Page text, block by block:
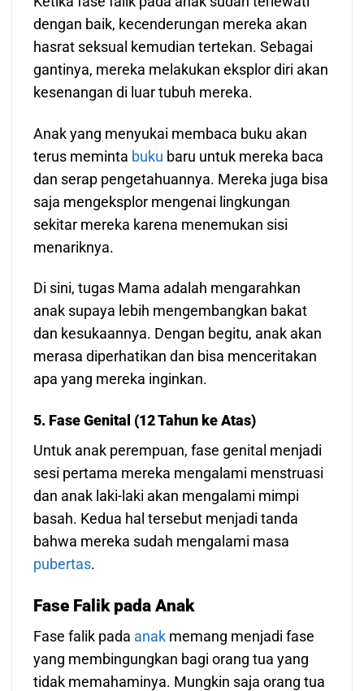
dengan baik, kecenderungan mereka akan
hasrat seksual kemudian tertekan. Sebagai
gantinya, mereka melakukan eksplor diri akan
kesenangan di luar tubuh mereka.
Anak yang menyukai membaca buku akan
terus meminta buku baru untuk mereka baca
dan serap pengetahuannya. Mereka juga bisa
saja mengeksplor mengenai lingkungan
sekitar mereka karena menemukan sisi
menariknya.
Di sini, tugas Mama adalah mengarahkan
anak supaya lebih mengembangkan bakat
dan kesukaannya. Dengan begitu, anak akan
merasa diperhatikan dan bisa menceritakan
apa yang mereka inginkan.
5. Fase Genital (12 Tahun ke Atas)
Untuk anak perempuan, fase genital menjadi
sesi pertama mereka mengalami menstruasi
dan anak laki-laki akan mengalami mimpi
basah. Kedua hal tersebut menjadi tanda
bahwa mereka sudah mengalami masa
pubertas.
Fase Falik pada Anak
Fase falik pada anak memang menjadi fase
yang membingungkan bagi orang tua yang
tidak memahaminya. Mungkin saja orang tua